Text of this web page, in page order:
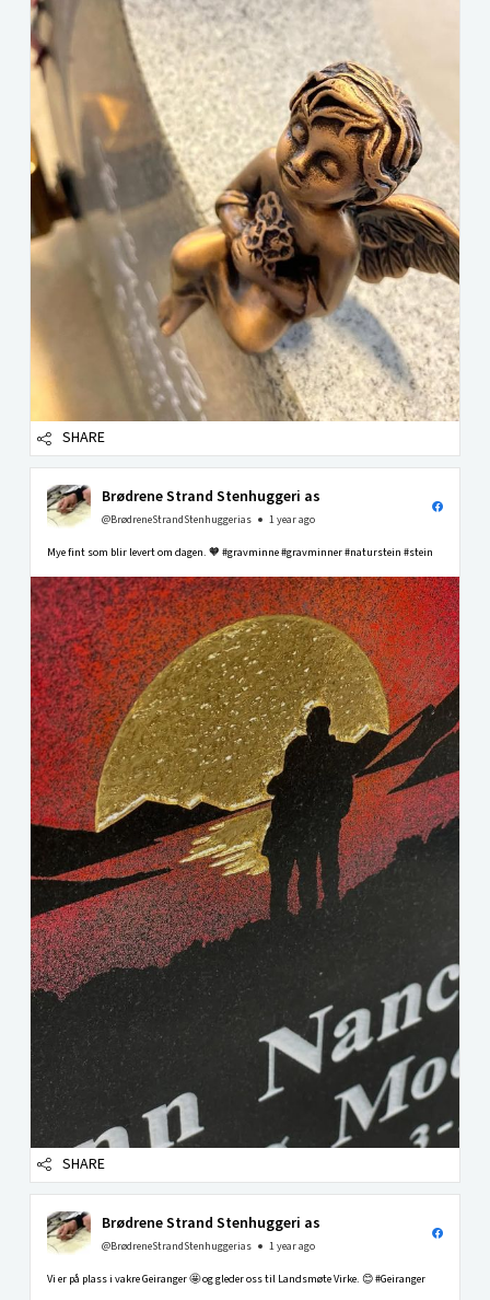
SHARE
Brødrene Strand Stenhuggeri as
@BrødreneStrandStenhuggerias 1 year ago
Mye fint som blir levert om dagen. 🧡 #gravminne #gravminner #naturstein #stein
SHARE
Brødrene Strand Stenhuggeri as
@BrødreneStrandStenhuggerias 1 year ago
Vi er på plass i vakre Geiranger 🤩 og gleder oss til Landsmøte Virke. 😊 #Geiranger